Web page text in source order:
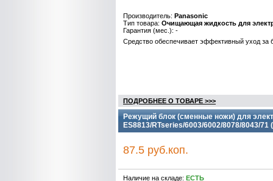
Производитель: Panasonic
Тип товара: Очищающая жидкость для
Гарантия (мес.): -
Средство обеспечивает эффективный уход за
ПОДРОБНЕЕ О ТОВАРЕ >>>
Режущий блок (сменные ножи) для
ES8813/RTseries/6003/6002/8078/8043/71
87.5 руб.коп.
Наличие на складе: ЕСТЬ